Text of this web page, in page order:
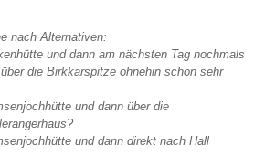
nach Alternativen:
und dann am nächsten Tag nochmals
die Birkkarspitze ohnehin schon sehr
und dann über die
und dann direkt nach Hall